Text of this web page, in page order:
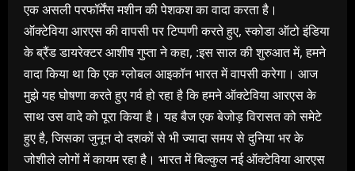
एक असली परफॉर्मेंस मशीन की पेशकश का वादा करता है।
ऑक्टेविया आरएस की वापसी पर टिप्पणी करते हुए, स्कोडा ऑटो इंडिया
के ब्रैंड डायरेक्टर आशीष गुप्ता ने कहा, :इस साल की शुरुआत में, हमने
वादा किया था कि एक ग्लोबल आइकॉन भारत में वापसी करेगा। आज
मुझे यह घोषणा करते हुए गर्व हो रहा है कि हमने ऑक्टेविया आरएस के
साथ उस वादे को पूरा किया है। यह बैज एक बेजोड़ विरासत को समेटे
हुए है, जिसका जुनून दो दशकों से भी ज्यादा समय से दुनिया भर के
जोशीले लोगों में कायम रहा है। भारत में बिल्कुल नई ऑक्टेविया आरएस